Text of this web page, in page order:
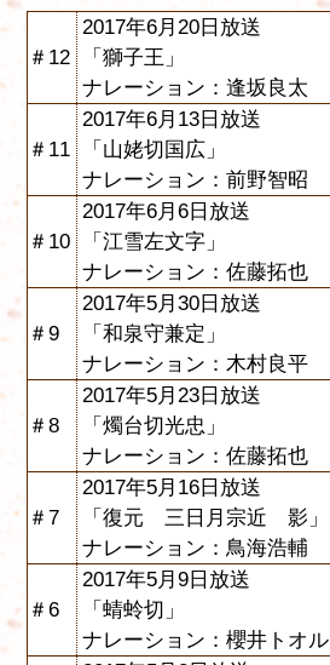
＃12
2017年6月20日放送
「獅子王」
ナレーション：逢坂良太
＃11
2017年6月13日放送
「山姥切国広」
ナレーション：前野智昭
＃10
2017年6月6日放送
「江雪左文字」
ナレーション：佐藤拓也
＃9
2017年5月30日放送
「和泉守兼定」
ナレーション：木村良平
＃8
2017年5月23日放送
「燭台切光忠」
ナレーション：佐藤拓也
＃7
2017年5月16日放送
「復元 三日月宗近 影」
ナレーション：鳥海浩輔
＃6
2017年5月9日放送
「蜻蛉切」
ナレーション：櫻井トオル